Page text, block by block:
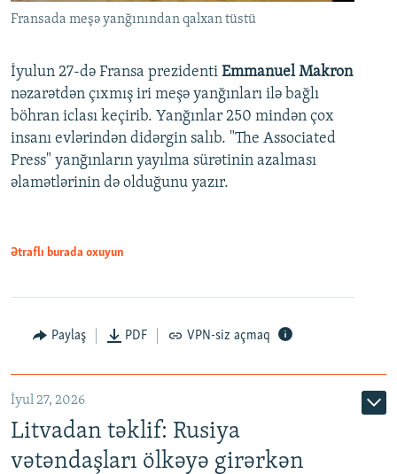
Fransada meşə yanğınından qalxan tüstü
İyulun 27-də Fransa prezidenti Emmanuel Makron
nəzarətdən çıxmış iri meşə yanğınları ilə bağlı
böhran iclası keçirib. Yanğınlar 250 mindən çox
insanı evlərindən didərgin salıb. "The Associated
Press" yanğınların yayılma sürətinin azalması
əlamətlərinin də olduğunu yazır.
Ətraflı burada oxuyun
Paylaş PDF VPN-siz açmaq
İyul 27, 2026
Litvadan təklif: Rusiya
vətəndaşları ölkəyə girərkən